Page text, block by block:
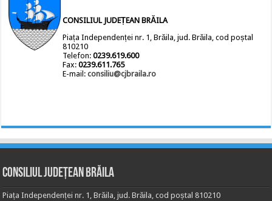
CONSILIUL JUDEȚEAN BRĂILA
Piața Independenței nr. 1, Brăila, jud. Brăila, cod poștal
810210
Telefon:0239.619.600
Fax:0239.611.765
E-mail:consiliu@cjbraila.ro
Consiliul Județean Brăila
Piața Independenței nr. 1, Brăila, jud. Brăila, cod poștal 810210